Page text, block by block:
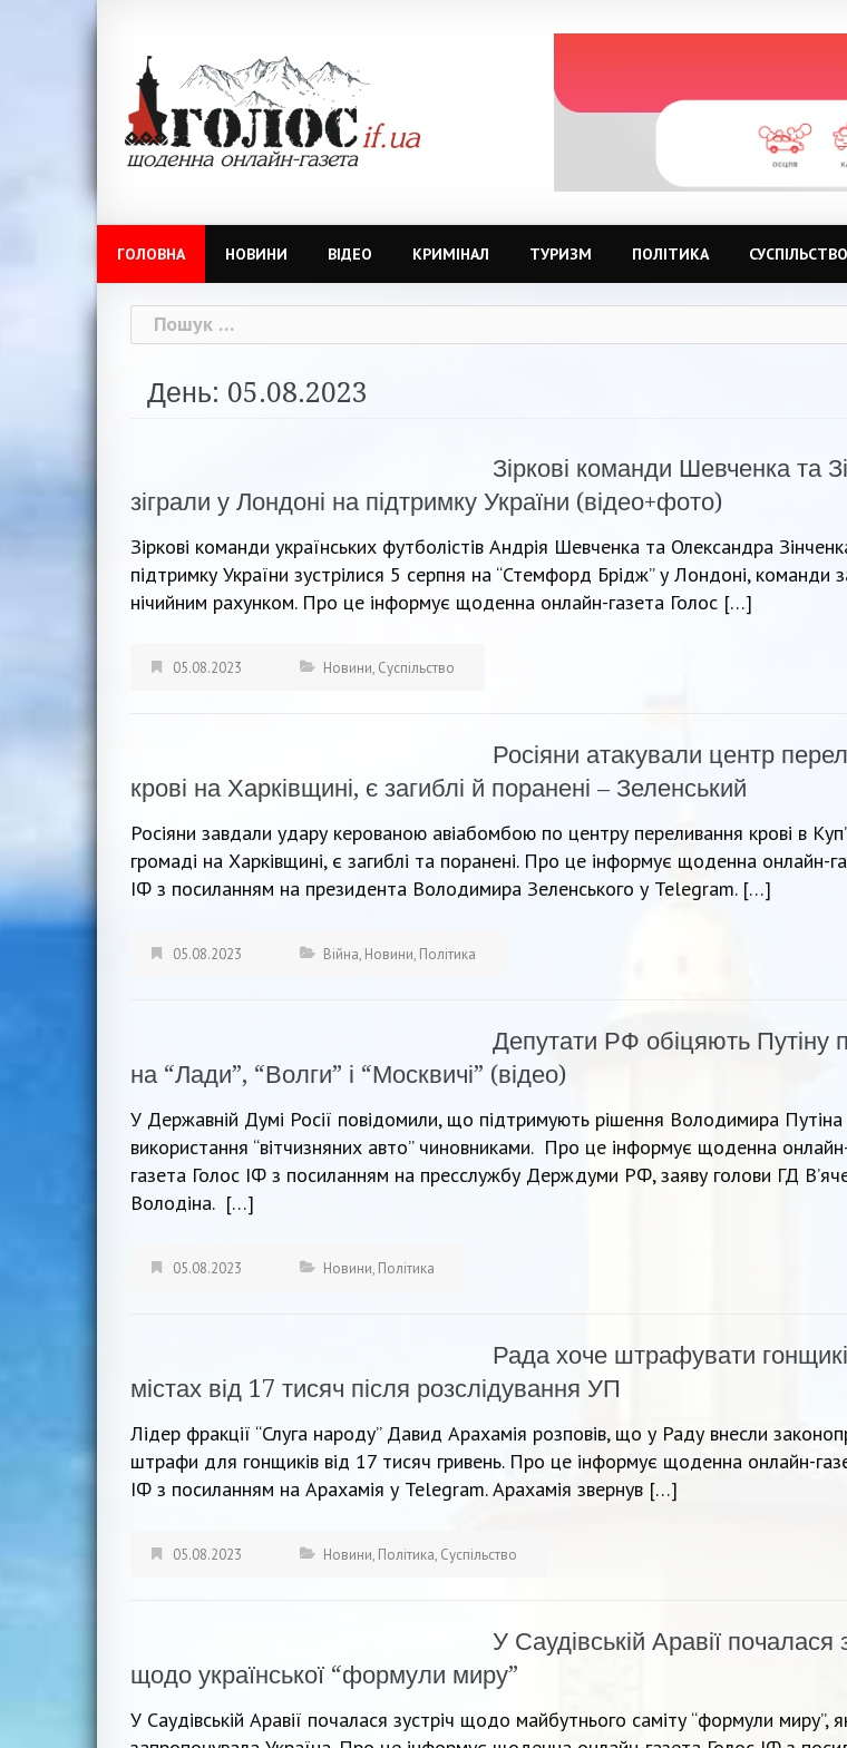
ГОЛОВНА НОВИНИ ВІДЕО КРИМІНАЛ ТУРИЗМ ПОЛІТИКА СУСПІЛЬСТВО
Пошук:
День: 05.08.2023
Зіркові команди Шевченка та
зіграли у Лондоні на підтримку України (відео+фото)
Зіркові команди українських футболістів Андрія Шевченка та Олександра
підтримку України зустрілися 5 серпня на “Стемфорд Брідж” у Лондоні, команди
нічийним рахунком. Про це інформує щоденна онлайн-газета Голос […]
05.08.2023 Новини, Суспільство
Росіяни атакували центр
крові на Харківщині, є загиблі й поранені – Зеленський
Росіяни завдали удару керованою авіабомбою по центру переливання крові в
громаді на Харківщині, є загиблі та поранені. Про це інформує щоденна онлайн-
ІФ з посиланням на президента Володимира Зеленського у Telegram. […]
05.08.2023 Війна, Новини, Політика
Депутати РФ обіцяють Путіну
на “Лади”, “Волги” і “Москвичі” (відео)
У Державній Думі Росії повідомили, що підтримують рішення Володимира
використання “вітчизняних авто” чиновниками. Про це інформує щоденна
газета Голос ІФ з посиланням на пресслужбу Держдуми РФ, заяву голови ГД
Володіна. […]
05.08.2023 Новини, Політика
Рада хоче штрафувати
містах від 17 тисяч після розслідування УП
Лідер фракції “Слуга народу” Давид Арахамія розповів, що у Раду внесли
штрафи для гонщиків від 17 тисяч гривень. Про це інформує щоденна онлайн-
ІФ з посиланням на Арахамія у Telegram. Арахамія звернув […]
05.08.2023 Новини, Політика, Суспільство
У Саудівській Аравії почалася
щодо української “формули миру”
У Саудівській Аравії почалася зустріч щодо майбутнього саміту “формули миру”,